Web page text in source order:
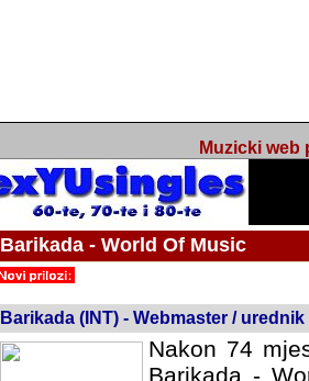
Muzicki web
Barikada - World Of Music
Barikada (INT) - Webmaster / urednik
Nakon 74
Barikada -